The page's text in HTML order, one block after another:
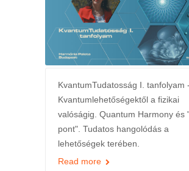
KvantumTudatosság I. tanfolyam -
Kvantumlehetőségektől a fizikai
valóságig. Quantum Harmony és
pont". Tudatos hangolódás a
lehetőségek terében.
Read more